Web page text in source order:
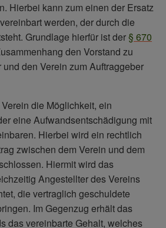
Hierbei kann zum einen der Ersatz
werden, der durch die
Grundlage hierfür ist der§ 670
den Vorstand zu
den Verein zum Auftraggeber
die Möglichkeit, ein
eine Aufwandsentschädigung mit
Hierbei wird ein rechtlich
zwischen dem Verein und dem
Hiermit wird das
Angestellter des Vereins
die vertraglich geschuldete
Im Gegenzug erhält das
das vereinbarte Gehalt, welches